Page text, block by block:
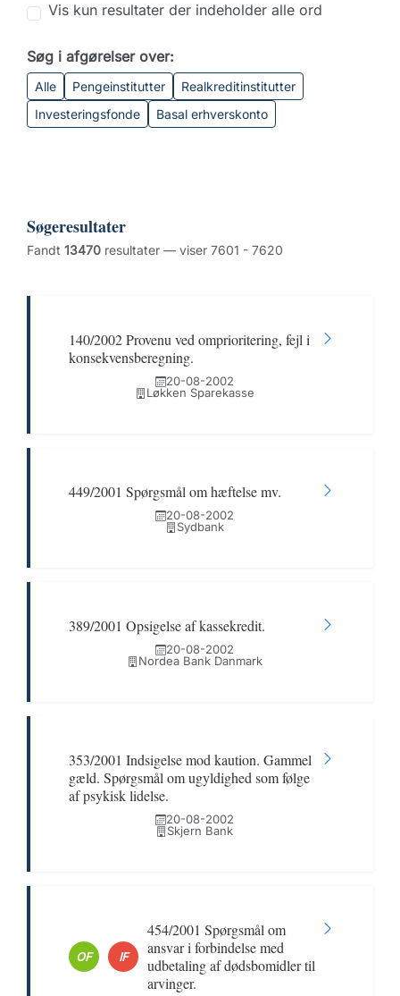
Vis kun resultater der indeholder alle ord
Søg i afgørelser over:
Alle Pengeinstitutter
Realkreditinstitutter
Investeringsfonde
Basal erhverskonto
Søgeresultater
Fandt 13470 resultater — viser 7601 - 7620
140/2002 Provenu ved omprioritering, fejl i
konsekvensberegning.
20-08-2002
Løkken Sparekasse
449/2001 Spørgsmål om hæftelse mv.
20-08-2002
Sydbank
389/2001 Opsigelse af kassekredit.
20-08-2002
Nordea Bank Danmark
353/2001 Indsigelse mod kaution. Gammel
gæld. Spørgsmål om ugyldighed som følge
af psykisk lidelse.
20-08-2002
Skjern Bank
OF IF
454/2001 Spørgsmål om
ansvar i forbindelse med
udbetaling af dødsbomidler til
arvinger.